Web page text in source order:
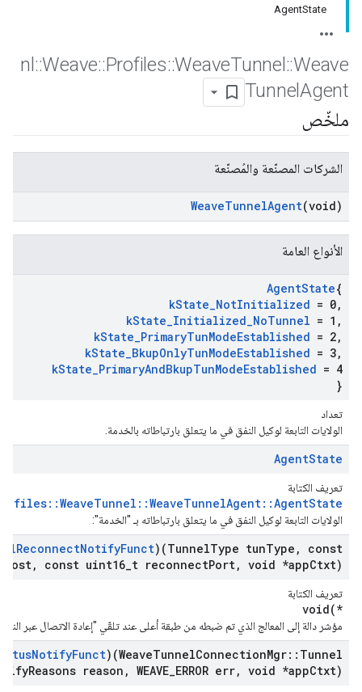
AgentState
nl ::Weave::Profiles::WeaveTunnel ::Weave
TunnelAgent
ملخّص
الشركات المصنّعة والمُصنّعة
WeaveTunnelAgent(void)
الأنواع العامة
AgentState{
kState_NotInitialized = 0,
kState_Initialized_NoTunnel = 1 ,
kState_PrimaryTunModeEstablished = 2,
kState_BkupOnlyTunModeEstablished = 3,
kState_PrimaryAndBkupTunModeEstablished = 4
}
تعداد
الولايات التابعة لوكيل النفق في ما يتعلق بارتباطاته بالخدمة.
AgentState
تعريف الكتابة
الولايات التابعة لوكيل النفق في ما يتعلق بارتباطاته بـ "الخدمة":
ReconnectNotifyFunct)(TunnelType tunType ,
const
Host, const uint16 t reconnectPort, void *appCtxt)
تعريف الكتابة
void(*
مؤشر دالة إلى المعالج الذي تم ضبطه من طبقة أعلى عند تلقّي "إعادة الاتصال عبر
NotifyFunct)(WeaveTunnelConnectionMgr:: Tunnel
Reasons reason , WEAVE ERROR err, void *appCtxt)